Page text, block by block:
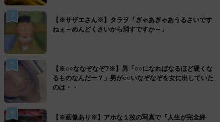
4
【※サザエさん※】タラヲ「ぎゃあぎゃあうるさいです
ねぇ～めんどくさいから消すですか～」
5
【※○○ななぞなぞ?※】男「○○になればなるほど硬くな
るものなんだー？」男が○○いなぞなぞを女に出していた
のは・・
6
【※画像あり※】アホな１枚の写真で『人生が完全終